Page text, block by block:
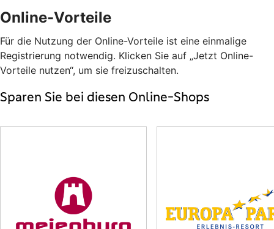
Online-Vorteile
Für die Nutzung der Online-Vorteile ist eine einmalige
Registrierung notwendig. Klicken Sie auf „Jetzt Online-
Vorteile nutzen“, um sie freizuschalten.